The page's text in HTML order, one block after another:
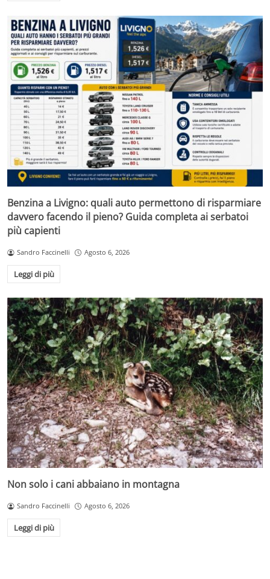
Benzina a Livigno: quali auto permettono di risparmiare
davvero facendo il pieno? Guida completa ai serbatoi
più capienti
Sandro Faccinelli Agosto 6, 2026
Leggi di più
Non solo i cani abbaiano in montagna
Sandro Faccinelli Agosto 6, 2026
Leggi di più